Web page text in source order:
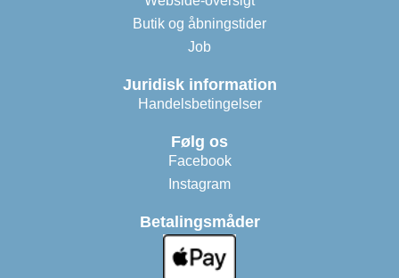
Butik og åbningstider
Job
Juridisk information
Handelsbetingelser
Følg os
Facebook
Instagram
Betalingsmåder